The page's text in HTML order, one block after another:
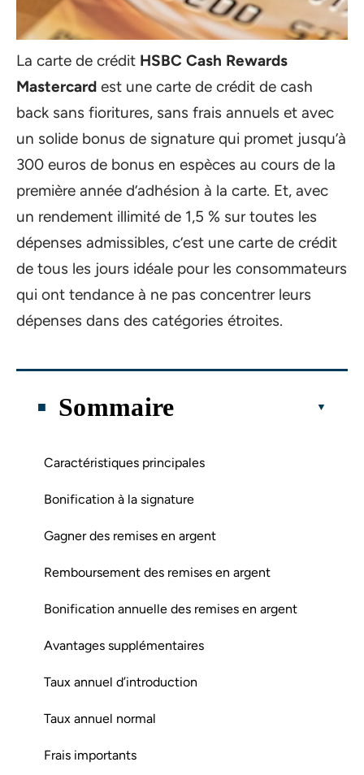
La carte de crédit HSBC Cash Rewards
Mastercard est une carte de crédit de cash
back sans fioritures, sans frais annuels et avec
un solide bonus de signature qui promet jusqu’à
300 euros de bonus en espèces au cours de la
première année d’adhésion à la carte. Et, avec
un rendement illimité de 1,5 % sur toutes les
dépenses admissibles, c’est une carte de crédit
de tous les jours idéale pour les consommateurs
qui ont tendance à ne pas concentrer leurs
dépenses dans des catégories étroites.
Sommaire
Caractéristiques principales
Bonification à la signature
Gagner des remises en argent
Remboursement des remises en argent
Bonification annuelle des remises en argent
Avantages supplémentaires
Taux annuel d’introduction
Taux annuel normal
Frais importants